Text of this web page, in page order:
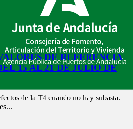
DE REFERENCIA
15 AL 21 DE JULIO DE
de la T4 cuando no hay subasta.